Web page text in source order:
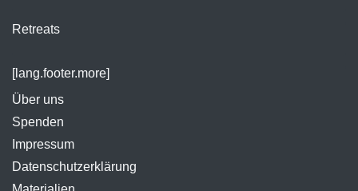
Retreats
[lang.footer.more]
Über uns
Spenden
Impressum
Datenschutzerklärung